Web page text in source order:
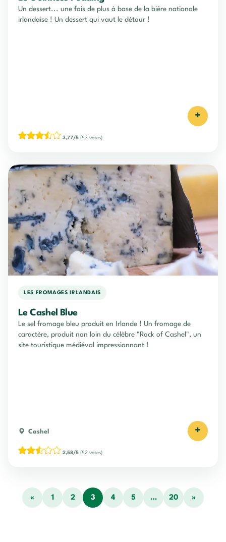
Un dessert... une fois de plus à base de la bière nationale
irlandaise ! Un dessert qui vaut le détour !
+
3,77/5 (53 votes)
LES FROMAGES IRLANDAIS
Le Cashel Blue
Le sel fromage bleu produit en Irlande ! Un fromage de
caractère, produit non loin du célèbre "Rock of Cashel", un
site touristique médiéval impressionnant !
Cashel +
2,58/5 (52 votes)
« 1 2 3 4 5 … 20 »